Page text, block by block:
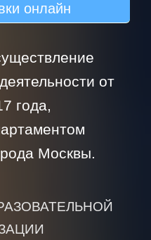
онлайн
от
года,
Москвы.